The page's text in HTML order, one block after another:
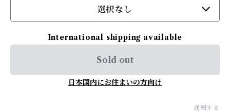
選択なし
International shipping available
Sold out
日本国内にお住まいの方向け
通報する